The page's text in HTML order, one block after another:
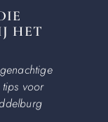
HET
voor